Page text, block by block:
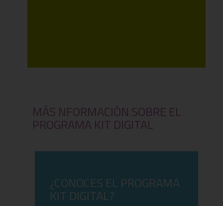
MÁS NFORMACIÓN SOBRE EL
PROGRAMA KIT DIGITAL
¿CONOCES EL PROGRAMA
KIT DIGITAL?